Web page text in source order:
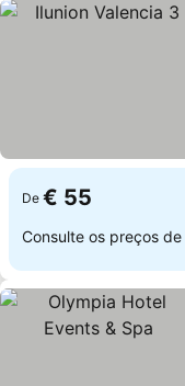
De € 55
Consulte os preços de